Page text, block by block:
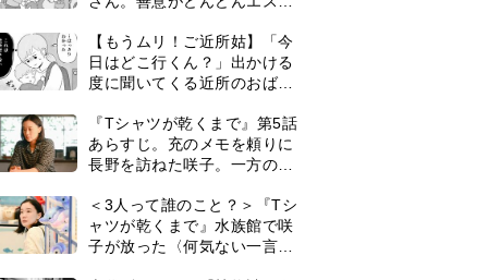
早朝からルンルンでマラソン
うになり…
もっと見る